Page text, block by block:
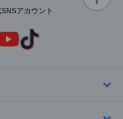
アカウント